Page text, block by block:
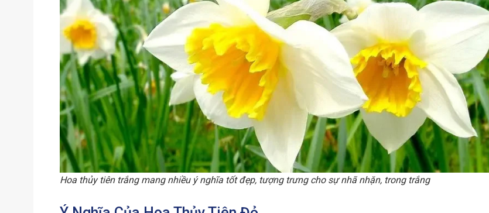
Hoa thủy tiên trắng mang nhiều ý nghĩa tốt đẹp, tượng trưng cho sự nhã nhặn, trong trắng